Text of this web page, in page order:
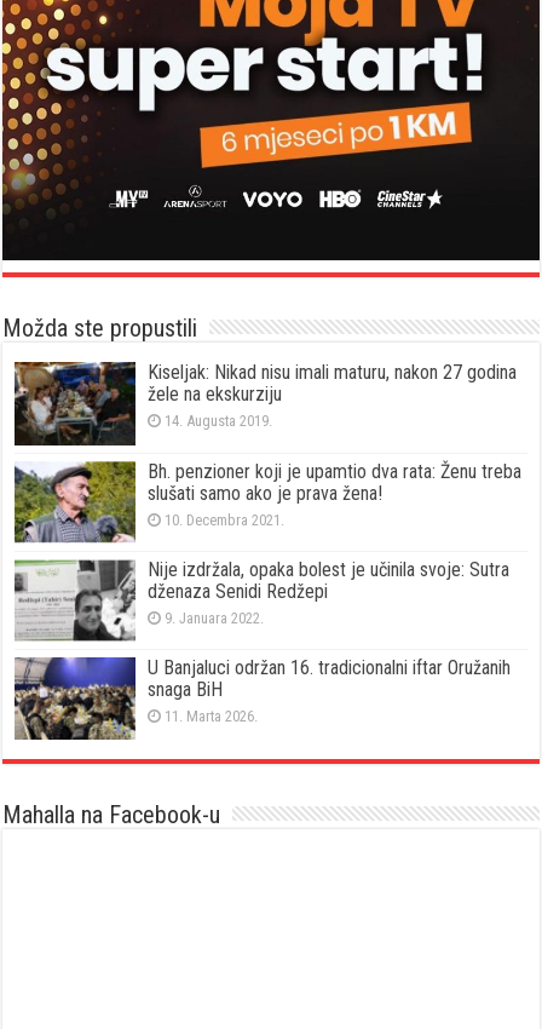
Možda ste propustili
Kiseljak: Nikad nisu imali maturu, nakon 27 godina
žele na ekskurziju
14. Augusta 2019.
Bh. penzioner koji je upamtio dva rata: Ženu treba
slušati samo ako je prava žena!
10. Decembra 2021.
Nije izdržala, opaka bolest je učinila svoje: Sutra
dženaza Senidi Redžepi
9. Januara 2022.
U Banjaluci održan 16. tradicionalni iftar Oružanih
snaga BiH
11. Marta 2026.
Mahalla na Facebook-u